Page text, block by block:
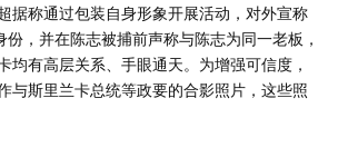
据称通过包装自身形象开展活动，对外宣称
份，并在陈志被捕前声称与陈志为同一老板，
均有高层关系、手眼通天。为增强可信度，
与斯里兰卡总统等政要的合影照片，这些照